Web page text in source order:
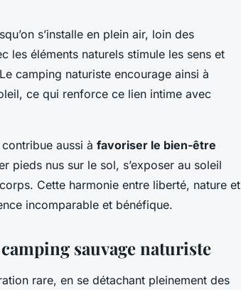
s’installe en plein air, loin des
les éléments naturels stimule les sens et
camping naturiste encourage ainsi à
ce qui renforce ce lien intime avec
aussi à favoriser le bien-être
pieds nus sur le sol, s’exposer au soleil
Cette harmonie entre liberté, nature et
incomparable et bénéfique.
sauvage naturiste
rare, en se détachant pleinement des